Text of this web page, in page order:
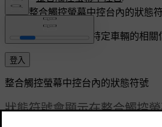
整合觸控螢幕中控台內的狀態
客製化支援 獲取與您特定車輛的相關
登入
整合觸控螢幕中控台內的狀態符號
狀態符號會顯示在整合觸控